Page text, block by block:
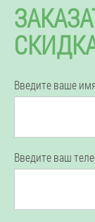
Введите ваше
Введите ваш